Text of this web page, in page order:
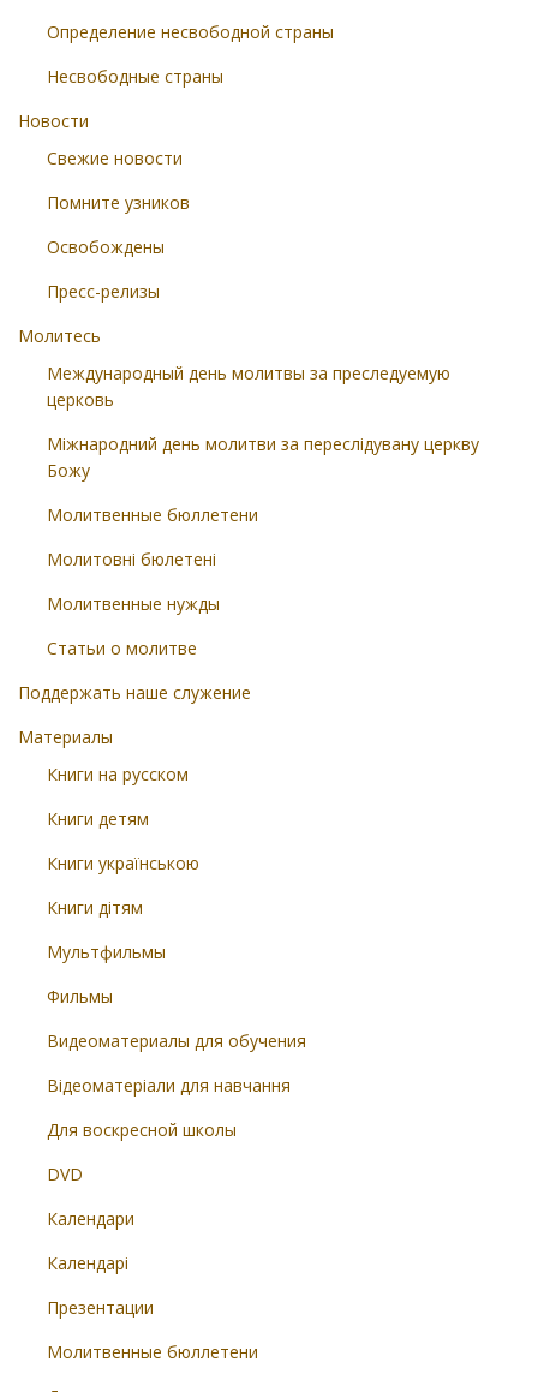
Определение несвободной страны
Несвободные страны
Новости
Свежие новости
Помните узников
Освобождены
Пресс-релизы
Молитесь
Международный день молитвы за преследуемую
церковь
Міжнародний день молитви за переслідувану церкву
Божу
Молитвенные бюллетени
Молитовні бюлетені
Молитвенные нужды
Статьи о молитве
Поддержать наше служение
Материалы
Книги на русском
Книги детям
Книги українською
Книги дітям
Мультфильмы
Фильмы
Видеоматериалы для обучения
Відеоматеріали для навчання
Для воскресной школы
DVD
Календари
Календарі
Презентации
Молитвенные бюллетени